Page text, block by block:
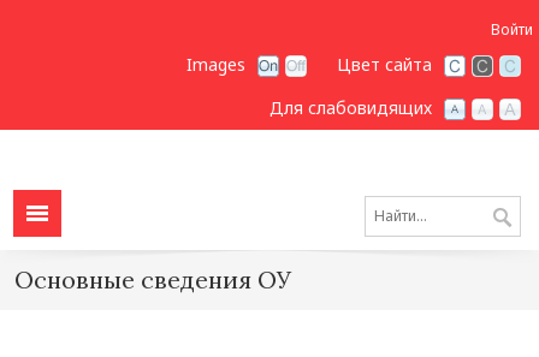
Войти
Цвет сайта
Images
Для слабовидящих
Основные сведения ОУ